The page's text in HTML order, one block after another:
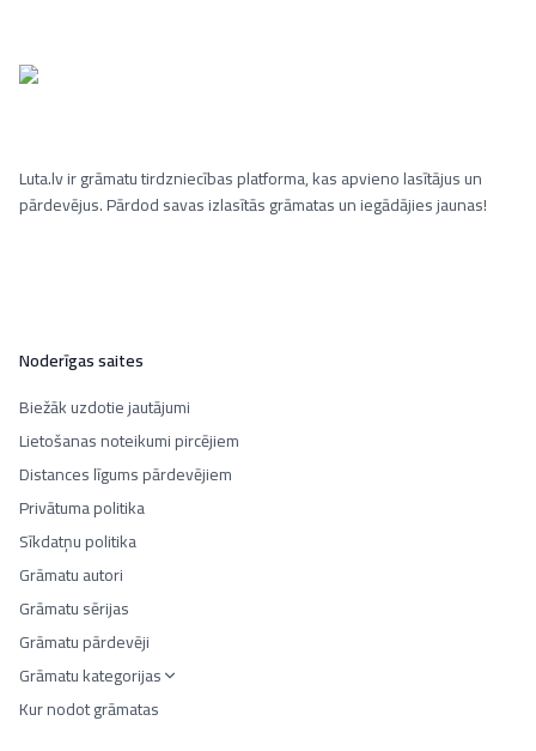
Luta.lv ir grāmatu tirdzniecības platforma, kas apvieno lasītājus un
pārdevējus. Pārdod savas izlasītās grāmatas un iegādājies jaunas!
Noderīgas saites
Biežāk uzdotie jautājumi
Lietošanas noteikumi pircējiem
Distances līgums pārdevējiem
Privātuma politika
Sīkdatņu politika
Grāmatu autori
Grāmatu sērijas
Grāmatu pārdevēji
Grāmatu kategorijas
Kur nodot grāmatas